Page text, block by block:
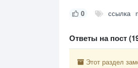
0 ссылка
Ответы на пост
Этот раздел